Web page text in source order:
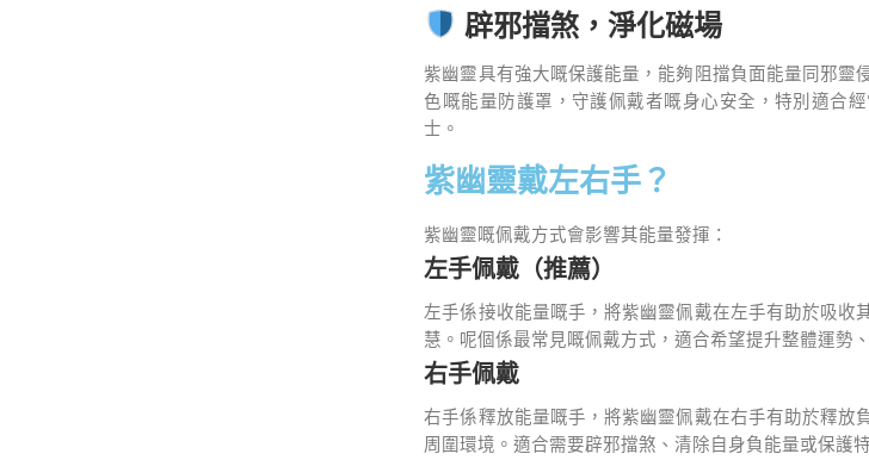
辟邪擋煞，淨化磁場
紫幽靈具有強大嘅保護能量，能夠阻擋負面能量同邪靈
色嘅能量防護罩，守護佩戴者嘅身心安全，特別適合
士。
紫幽靈戴左右手？
紫幽靈嘅佩戴方式會影響其能量發揮：
左手佩戴（推薦）
左手係接收能量嘅手，將紫幽靈佩戴在左手有助於吸收
慧。呢個係最常見嘅佩戴方式，適合希望提升整體運勢
右手佩戴
右手係釋放能量嘅手，將紫幽靈佩戴在右手有助於釋放
周圍環境。適合需要辟邪擋煞、清除自身負能量或保護